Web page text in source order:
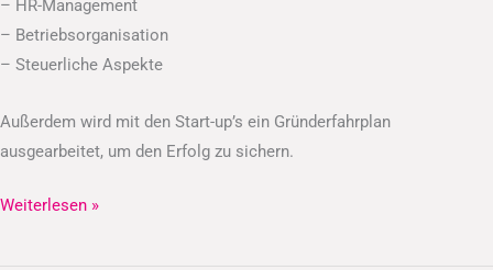
– HR-Management
– Betriebsorganisation
– Steuerliche Aspekte
Außerdem wird mit den Start-up’s ein Gründerfahrplan
ausgearbeitet, um den Erfolg zu sichern.
Weiterlesen »